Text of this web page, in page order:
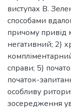
виступах В.
способами
причому привід
негативний; 2)
справи; 5)
початок-
особливу
зосередження